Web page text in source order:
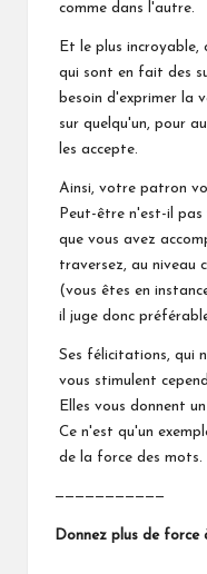
comme dans l'autre.
Et le plus incroyable,
qui sont en fait des
besoin d'exprimer la
sur quelqu'un, pour
les accepte.
Ainsi, votre patron
Peut-être n'est-il
que vous avez
traversez, au niveau
(vous êtes en
il juge donc
Ses félicitations, qui
vous stimulent
Elles vous donnent
Ce n'est qu'un
de la force des mots.
———————————
Donnez plus de force